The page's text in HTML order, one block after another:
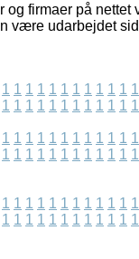
og firmaer på
være udarbejdet
1 1 1 1 1 1 1 1 1 1 1 1
1 1 1 1 1 1 1 1 1 1 1 1
1 1 1 1 1 1 1 1 1 1 1 1
1 1 1 1 1 1 1 1 1 1 1 1
1 1 1 1 1 1 1 1 1 1 1 1
1 1 1 1 1 1 1 1 1 1 1 1